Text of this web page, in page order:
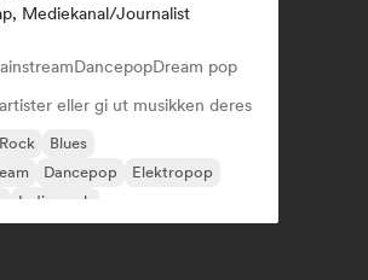
Mediekanal/journalist
DancepopDream pop
eller gi ut musikken deres
Blues
Dancepop
Elektropop
Indie-rock